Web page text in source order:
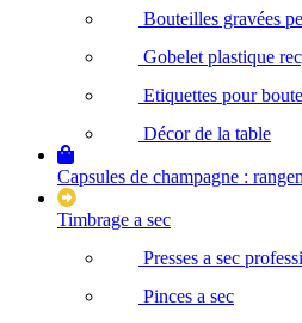
Bouteilles gravées
Gobelet plastique
Etiquettes pour
Décor de la table
Capsules de champagne :
Timbrage a sec
Presses a sec
Pinces a sec